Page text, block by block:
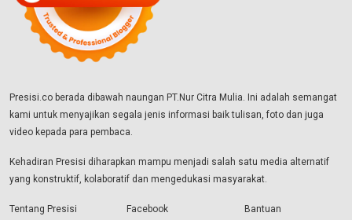
Presisi.co berada dibawah naungan PT.Nur Citra Mulia. Ini adalah semangat
kami untuk menyajikan segala jenis informasi baik tulisan, foto dan juga
video kepada para pembaca.
Kehadiran Presisi diharapkan mampu menjadi salah satu media alternatif
yang konstruktif, kolaboratif dan mengedukasi masyarakat.
Tentang Presisi Facebook Bantuan